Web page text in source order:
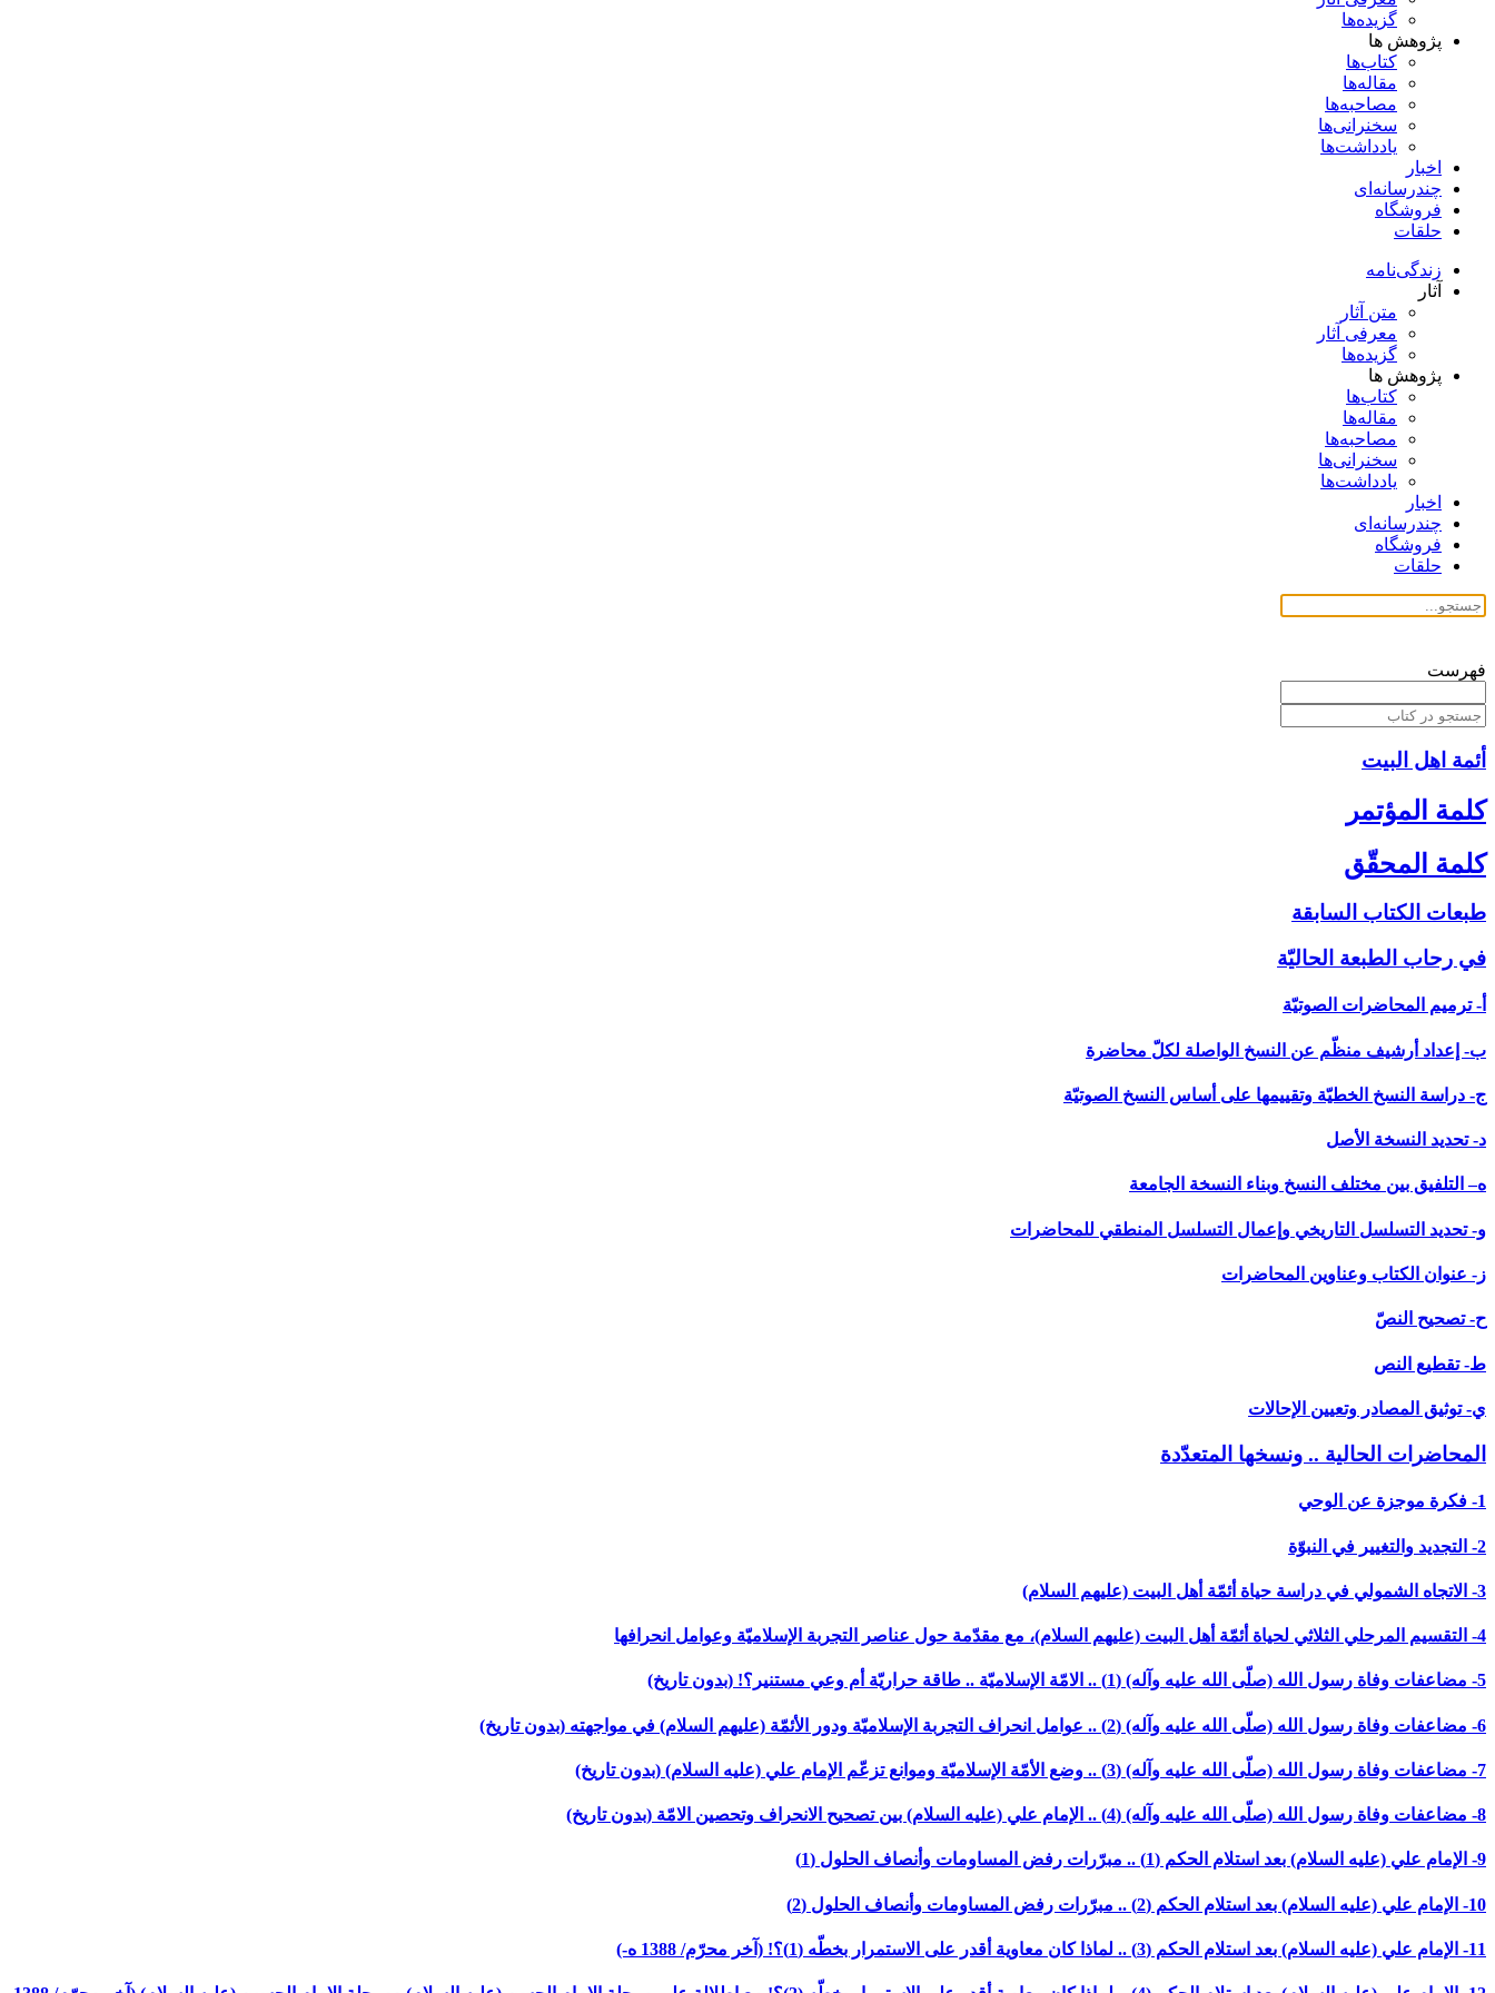
گزیده‌ها
پژوهش ها
کتاب‌ها
مقاله‌ها
مصاحبه‌ها
سخنرانی‌ها
یادداشت‌ها
اخبار
چندرسانه‌ای
فروشگاه
حلقات
زندگی‌نامه
آثار
متن آثار
معرفی آثار
گزیده‌ها
پژوهش ها
کتاب‌ها
مقاله‌ها
مصاحبه‌ها
سخنرانی‌ها
یادداشت‌ها
اخبار
چندرسانه‌ای
فروشگاه
حلقات
فهرست
أئمة اهل البیت
كلمة المؤتمر
كلمة المحقّق
طبعات الكتاب السابقة
في رحاب الطبعة الحاليّة
أ- ترميم المحاضرات الصوتيّة
ب- إعداد أرشيف منظّم عن النسخ الواصلة لكلّ محاضرة
ج- دراسة النسخ الخطيّة وتقييمها على أساس النسخ الصوتيّة
د- تحديد النسخة الأصل
ه– التلفيق بين مختلف النسخ وبناء النسخة الجامعة
و- تحديد التسلسل التاريخي وإعمال التسلسل المنطقي للمحاضرات
ز- عنوان الكتاب وعناوين المحاضرات
ح- تصحيح النصّ
ط- تقطيع النص
ي- توثيق المصادر وتعيين الإحالات
المحاضرات الحالية .. ونسخها المتعدّدة
1- فكرة موجزة عن الوحي
2- التجديد والتغيير في النبوّة
3- الاتجاه الشمولي في دراسة حياة أئمّة أهل البيت (عليهم السلام)
4- التقسيم المرحلي الثلاثي لحياة أئمّة أهل البيت (عليهم السلام)، مع مقدّمة حول عناصر التجربة الإسلاميّة وعوامل انحرافها
5- مضاعفات وفاة رسول الله (صلّى الله عليه وآله) (1) .. الامّة الإسلاميّة .. طاقة حراريّة أم وعي مستنير؟! (بدون تاريخ)
6- مضاعفات وفاة رسول الله (صلّى الله عليه وآله) (2) .. عوامل انحراف التجربة الإسلاميّة ودور الأئمّة (عليهم السلام) في مواجهته (بدون تاريخ)
7- مضاعفات وفاة رسول الله (صلّى الله عليه وآله) (3) .. وضع الأمّة الإسلاميّة وموانع تزعّم الإمام علي (عليه السلام) (بدون تاريخ)
8- مضاعفات وفاة رسول الله (صلّى الله عليه وآله) (4) .. الإمام علي (عليه السلام) بين تصحيح الانحراف وتحصين الامّة (بدون تاريخ)
9- الإمام علي (عليه السلام) بعد استلام الحكم (1) .. مبرّرات رفض المساومات وأنصاف الحلول (1)
10- الإمام علي (عليه السلام) بعد استلام الحكم (2) .. مبرّرات رفض المساومات وأنصاف الحلول (2)
11- الإمام علي (عليه السلام) بعد استلام الحكم (3) .. لماذا كان معاوية أقدر على الاستمرار بخطّه (1)؟! (آخر محرّم/ 1388 ه-)